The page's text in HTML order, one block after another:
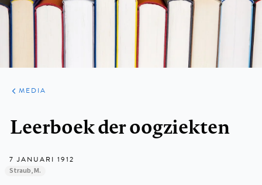
ARTIKELEN
VARIA
MEDIA
Leerboek der oogziekten
7 JANUARI 1912
Straub, M.